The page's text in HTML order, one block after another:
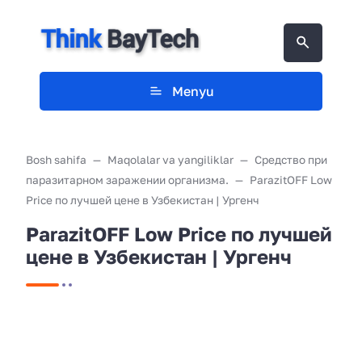
Menyu
Bosh sahifa Maqolalar va yangiliklar
Средство при
паразитарном заражении организма.
ParazitOFF Low
Price по лучшей цене в Узбекистан | Ургенч
ParazitOFF Low Price по лучшей
цене в Узбекистан | Ургенч